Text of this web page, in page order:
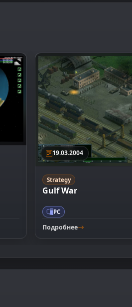
19.03.2004
Strategy
Gulf War
PC
Подробнее